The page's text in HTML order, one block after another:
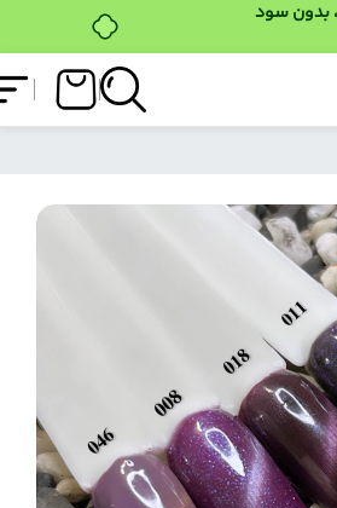
بدون سود
کت آی (چشم گربه ای) / لاک ژل